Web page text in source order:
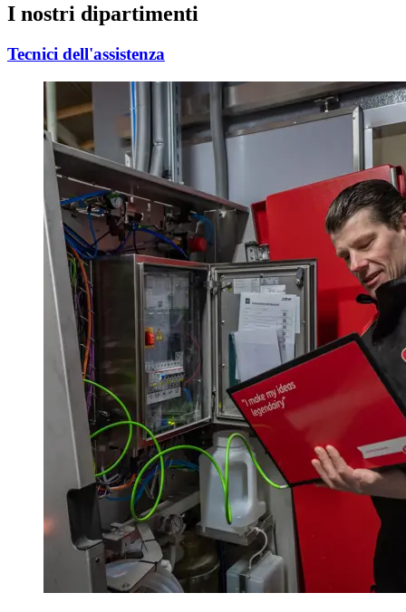
I nostri dipartimenti
Tecnici dell'assistenza